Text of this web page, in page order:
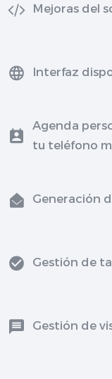
Mejoras del
Interfaz
Agenda
tu teléfono
Generación
Gestión de
Gestión de